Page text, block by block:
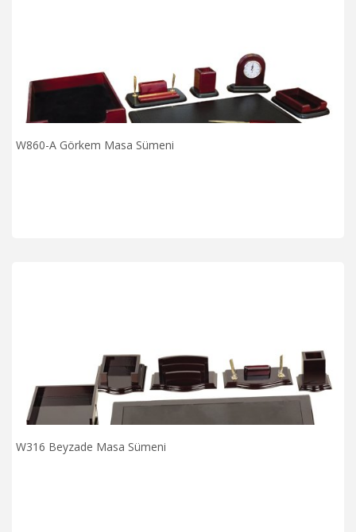
W860-A Görkem Masa Sümeni
W316 Beyzade Masa Sümeni